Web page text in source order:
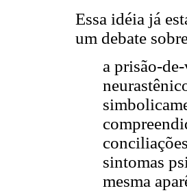
Essa idéia já
um debate
a prisão-
sintomas
mesma